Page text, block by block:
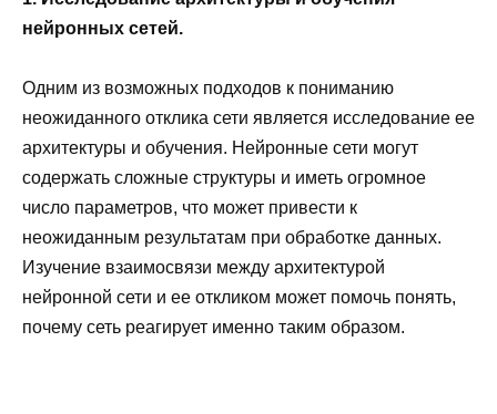
нейронных сетей.
Одним из возможных подходов к пониманию
неожиданного отклика сети является исследование ее
архитектуры и обучения. Нейронные сети могут
содержать сложные структуры и иметь огромное
число параметров, что может привести к
неожиданным результатам при обработке данных.
Изучение взаимосвязи между архитектурой
нейронной сети и ее откликом может помочь понять,
почему сеть реагирует именно таким образом.